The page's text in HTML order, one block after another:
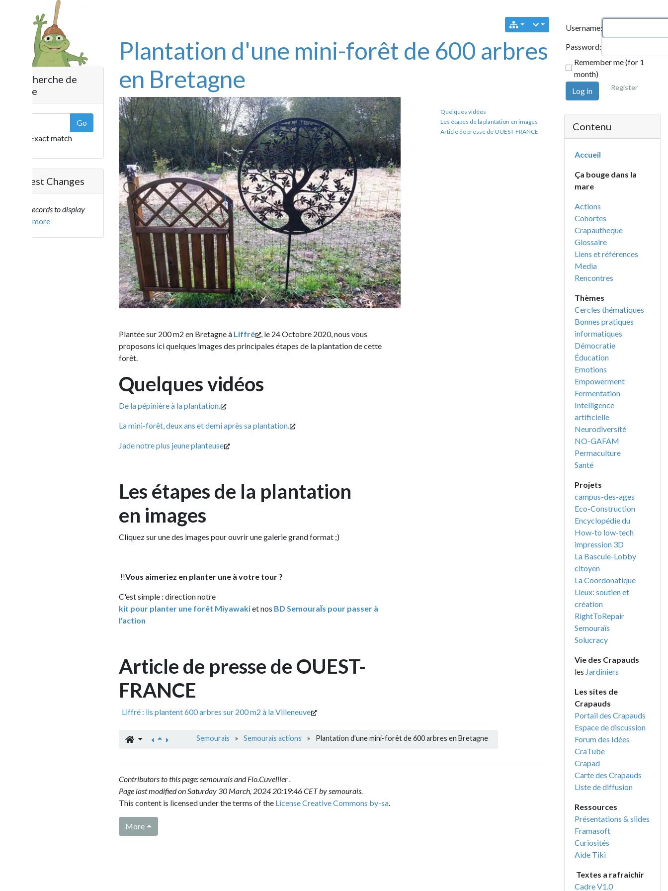
Plantation d'une mini-forêt de 600 arbres
en Bretagne
Plantée sur 200 m2 en Bretagne àLiffré
, le 24 Octobre 2020, nous vous
proposons ici quelques images des principales étapes de la plantation de cette
Quelques vidéos
De la pépinière à la plantation.
La mini-forêt, deux ans et demi après sa plantation.
Jade notre plus jeune planteuse
Les étapes de la plantation
en images
Cliquez sur une des images pour ouvrir une galerie grand format ;)
Vous aimeriez en planter une à votre tour ?
C'est simple : direction notre
kit pour planter une forêt Miyawakiet nosBD SemouraÏs pour passer à
Article de presse de OUEST-
FRANCE
Liffré : ils plantent 600 arbres sur 200 m2 à la Villeneuve
Quelques vidéos
Les étapes de la plantation en images
Article de presse de OUEST-FRANCE
Semourais » Semourais actions » Plantation d'une mini-forêt de 600 arbres en Bretagne
Contributors to this page:semouraisandFlo.Cuvellier.
Page last modified on Saturday 30 March, 2024 20:19:46 CET bysemourais.
This content is licensed under the terms of theLicense Creative Commons by-sa.
de
match
Changes
to display
Username:
Password:
Remember me (for 1
month)
Register
Contenu
Ça bouge dans la
Crapautheque
Liens et références
Rencontres
Cercles thématiques
Bonnes pratiques
informatiques
Démocratie
Éducation
Empowerment
Fermentation
Intelligence
artificielle
Neurodiversité
NO-GAFAM
Permaculture
campus-des-ages
Eco-Construction
Encyclopédie du
How-to low-tech
impression 3D
La Bascule-Lobby
La Coordonatique
Lieux: soutien et
RightToRepair
Semouraïs
Solucracy
Vie des Crapauds
Jardiniers
Les sites de
Crapauds
Portail des Crapauds
Espace de discussion
Forum des Idées
Crapad
Carte des Crapauds
Liste de diffusion
Ressources
Présentations & slides
Framasoft
Curiosités
Textes a rafraichir
Cadre V1.0